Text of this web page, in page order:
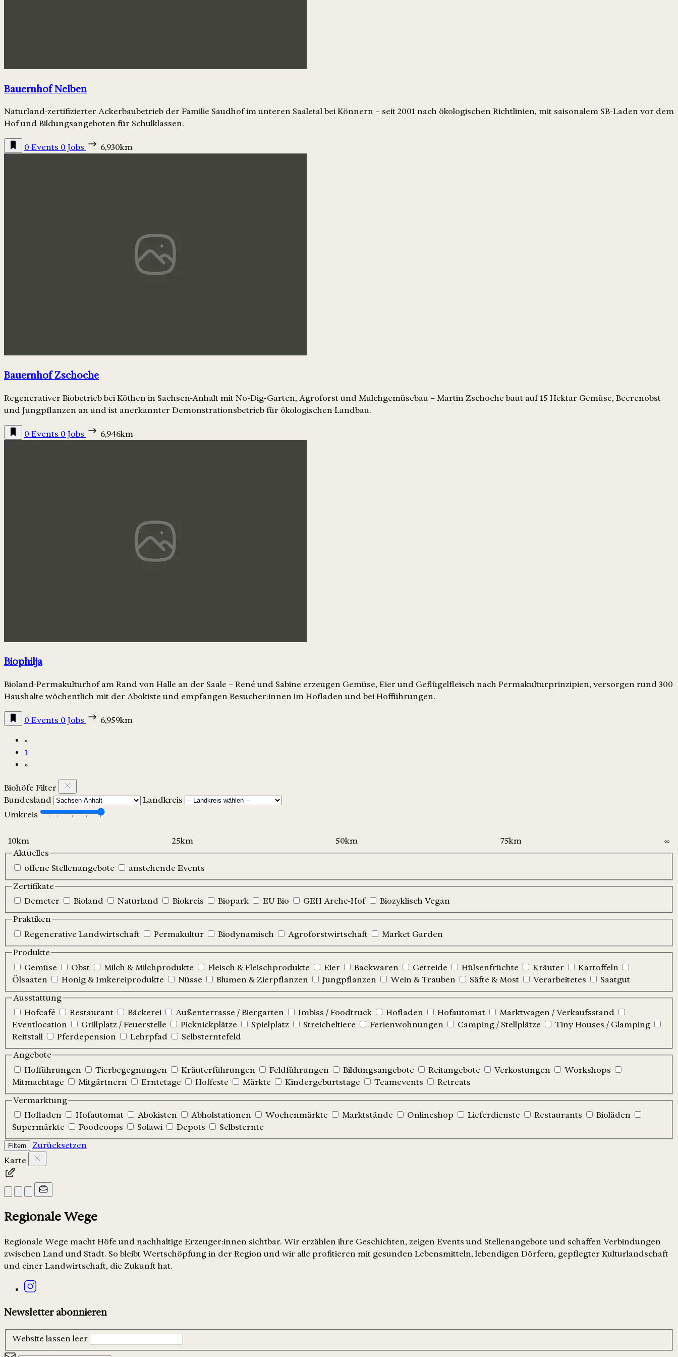
Bauernhof Nelben
Naturland-zertifizierter Ackerbaubetrieb der Familie Saudhof im unteren Saaletal bei Könnern – seit 2001 nach ökologischen Richtlinien, mit saisonalem SB-Laden vor dem
Hof und Bildungsangeboten für Schulklassen.
0 Events 0 Jobs 6,930km
Bauernhof Zschoche
Regenerativer Biobetrieb bei Köthen in Sachsen-Anhalt mit No-Dig-Garten, Agroforst und Mulchgemüsebau – Martin Zschoche baut auf 15 Hektar Gemüse, Beerenobst
und Jungpflanzen an und ist anerkannter Demonstrationsbetrieb für ökologischen Landbau.
0 Events 0 Jobs 6,946km
Biophilja
Bioland-Permakulturhof am Rand von Halle an der Saale – René und Sabine erzeugen Gemüse, Eier und Geflügelfleisch nach Permakulturprinzipien, versorgen rund 300
Haushalte wöchentlich mit der Abokiste und empfangen Besucher:innen im Hofladen und bei Hofführungen.
0 Events 0 Jobs 6,959km
«
1
»
Biohöfe Filter
Bundesland
Landkreis
Umkreis
Aktuelles
offene Stellenangebote
anstehende Events
Zertifikate
Demeter
Bioland Naturland Biokreis Biopark EU Bio GEH Arche-Hof
Biozyklisch Vegan
Praktiken
Regenerative Landwirtschaft
Permakultur Biodynamisch Agroforstwirtschaft
Market Garden
Produkte
Gemüse
Obst Milch & Milchprodukte Fleisch & Fleischprodukte Eier Backwaren Getreide Hülsenfrüchte Kräuter
Kartoffeln
Ölsaaten
Honig & Imkereiprodukte Nüsse Blumen & Zierpflanzen Jungpflanzen Wein & Trauben Säfte & Most Verarbeitetes
Saatgut
Ausstattung
Hofcafé
Restaurant Bäckerei Außenterrasse / Biergarten Imbiss / Foodtruck Hofladen Hofautomat
Marktwagen / Verkaufsstand
Eventlocation
Grillplatz / Feuerstelle Picknickplätze Spielplatz Streicheltiere Ferienwohnungen Camping / Stellplätze
Tiny Houses / Glamping
Reitstall
Pferdepension Lehrpfad
Selbsterntefeld
Angebote
Hofführungen
Tierbegegnungen Kräuterführungen Feldführungen Bildungsangebote Reitangebote Verkostungen
Workshops
Mitmachtage
Mitgärtnern Erntetage Hoffeste Märkte Kindergeburtstage Teamevents
Retreats
Vermarktung
Hofladen
Hofautomat Abokisten Abholstationen Wochenmärkte Marktstände Onlineshop Lieferdienste Restaurants
Bioläden
Supermärkte
Foodcoops Solawi Depots Selbsternte
Filtern
Zurücksetzen
Karte
Regionale Wege
Regionale Wege macht Höfe und nachhaltige Erzeuger:innen sichtbar. Wir erzählen ihre Geschichten, zeigen Events und Stellenangebote und schaffen Verbindungen
zwischen Land und Stadt. So bleibt Wertschöpfung in der Region und wir alle profitieren mit gesunden Lebensmitteln, lebendigen Dörfern, gepflegter Kulturlandschaft
und einer Landwirtschaft, die Zukunft hat.
Newsletter abonnieren
Website lassen leer